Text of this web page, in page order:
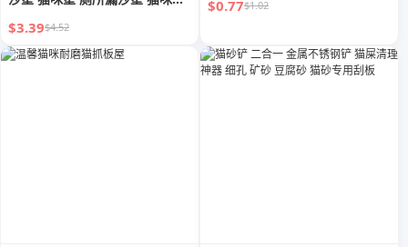
品
$3.39$4.52
$0.77$1.02